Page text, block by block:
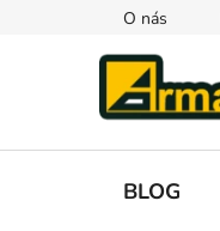
O nás
BLOG